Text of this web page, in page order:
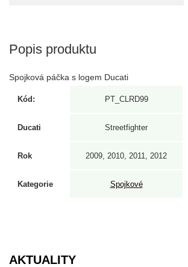
Popis produktu
Spojková páčka s logem Ducati
Kód: PT_CLRD99
Ducati Streetfighter
Rok 2009, 2010, 2011, 2012
Kategorie Spojkové
AKTUALITY